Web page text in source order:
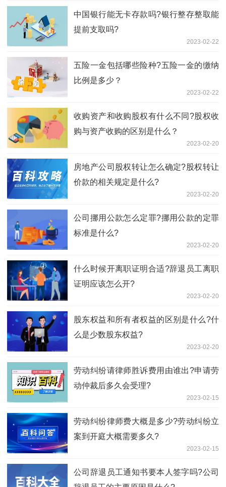
中国银行能无卡存款吗?银行整存整取能
提前支取吗?
2023-02-22
五险一金包括哪些险种?五险一金的缴纳
比例是多少？
2023-02-22
收购资产和收购股权有什么不同?股权收
购与资产收购的区别是什么？
2023-02-20
房地产公司股权转让怎么确定?股权转让
价款的相关规定是什么?
2023-02-20
公司挪用公款怎么定罪?挪用公款的定罪
标准是什么?
2023-02-20
什么时候开离职证明合适?辞退员工离职
证明应该怎么开?
2023-02-20
股东权益和所有者权益的区别是什么?什
么是少数股东权益?
2023-02-20
劳动纠纷请律师胜诉费用由谁出?申请劳
动仲裁后多久会受理?
2023-02-15
劳动纠纷律师费大概是多少?劳动纠纷立
案到开庭大概需要多久?
2023-02-15
公司辞退员工通知书要本人签字吗?公司